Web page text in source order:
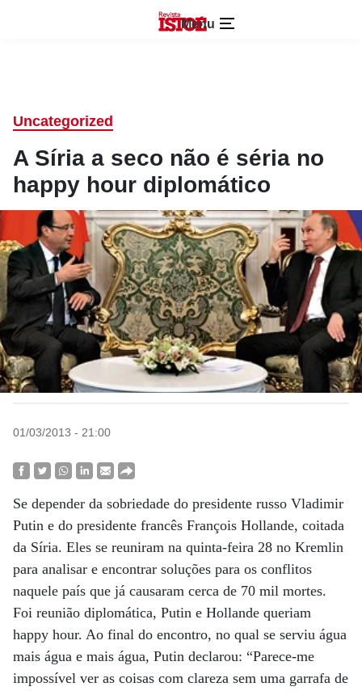
Menu
Uncategorized
A Síria a seco não é séria no
happy hour diplomático
01/03/2013 - 21:00
Se depender da sobriedade do presidente russo Vladimir
Putin e do presidente francês François Hollande, coitada
da Síria. Eles se reuniram na quinta-feira 28 no Kremlin
para analisar e encontrar soluções para os conflitos
naquele país que já causaram cerca de 70 mil mortes.
Foi reunião diplomática, Putin e Hollande queriam
happy hour. Ao final do encontro, no qual se serviu água
mais água e mais água, Putin declarou: “Parece-me
impossível ver as coisas com clareza sem uma garrafa de